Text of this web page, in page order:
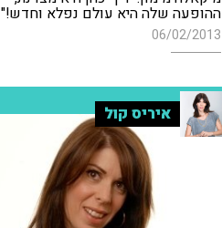
ההופעה שלה היא עולם נפלא וחדש!"
06/02/2013
איריס קול